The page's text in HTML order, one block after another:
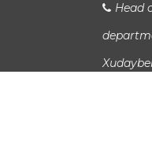
Head